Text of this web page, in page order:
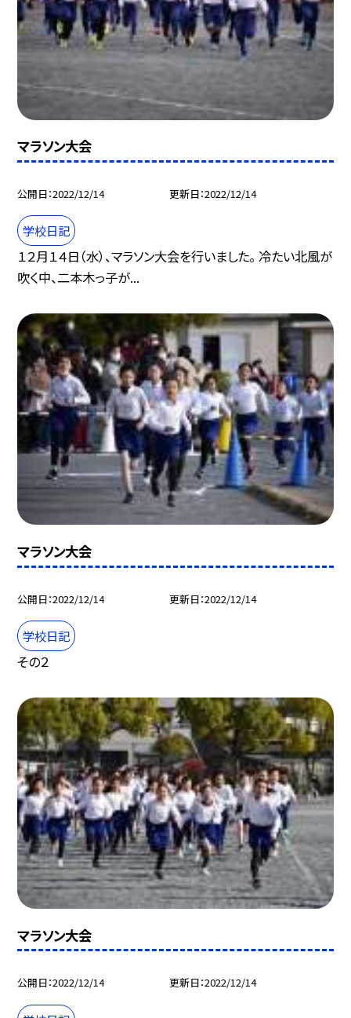
マラソン大会
公開日 2022/12/14 更新日 2022/12/14
学校日記
１２月１４日（水）、マラソン大会を行いました。 冷たい北風が
吹く中、二本木っ子が...
マラソン大会
公開日 2022/12/14 更新日 2022/12/14
学校日記
その２
マラソン大会
公開日 2022/12/14 更新日 2022/12/14